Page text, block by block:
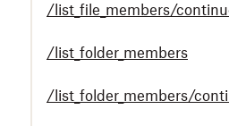
/list_file_members/
/list_folder_members
/list_folder_members/